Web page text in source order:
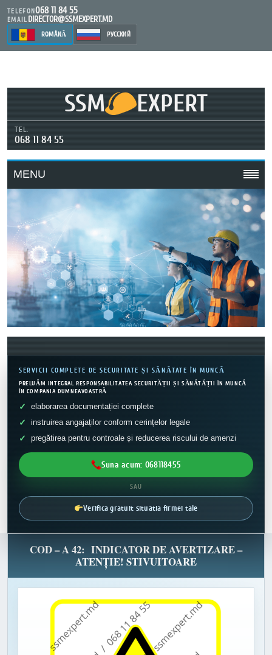
TELEFON068 11 84 55
EMAIL DIRECTOR@SSMEXPERT.MD
ROMÂNĂ РУССКИЙ
SSM EXPERT
TEL.
068 11 84 55
MENU
SERVICII COMPLETE DE SECURITATE ȘI SĂNĂTATE ÎN MUNCĂ
PRELUĂM INTEGRAL RESPONSABILITATEA SECURITĂȚII ȘI SĂNĂTĂȚII ÎN MUNCĂ
ÎN COMPANIA DUMNEAVOASTRĂ
elaborarea documentației complete
instruirea angajaților conform cerințelor legale
pregătirea pentru controale și reducerea riscului de amenzi
Suna acum: 068118455
SAU
Verifica gratuit situatia firmei tale
COD – A 42: INDICATOR DE AVERTIZARE –
ATENȚIE! STIVUITOARE